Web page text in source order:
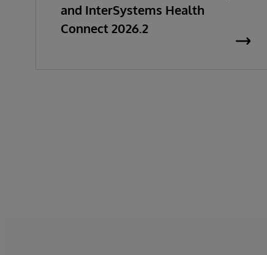
and InterSystems Health
Connect 2026.2